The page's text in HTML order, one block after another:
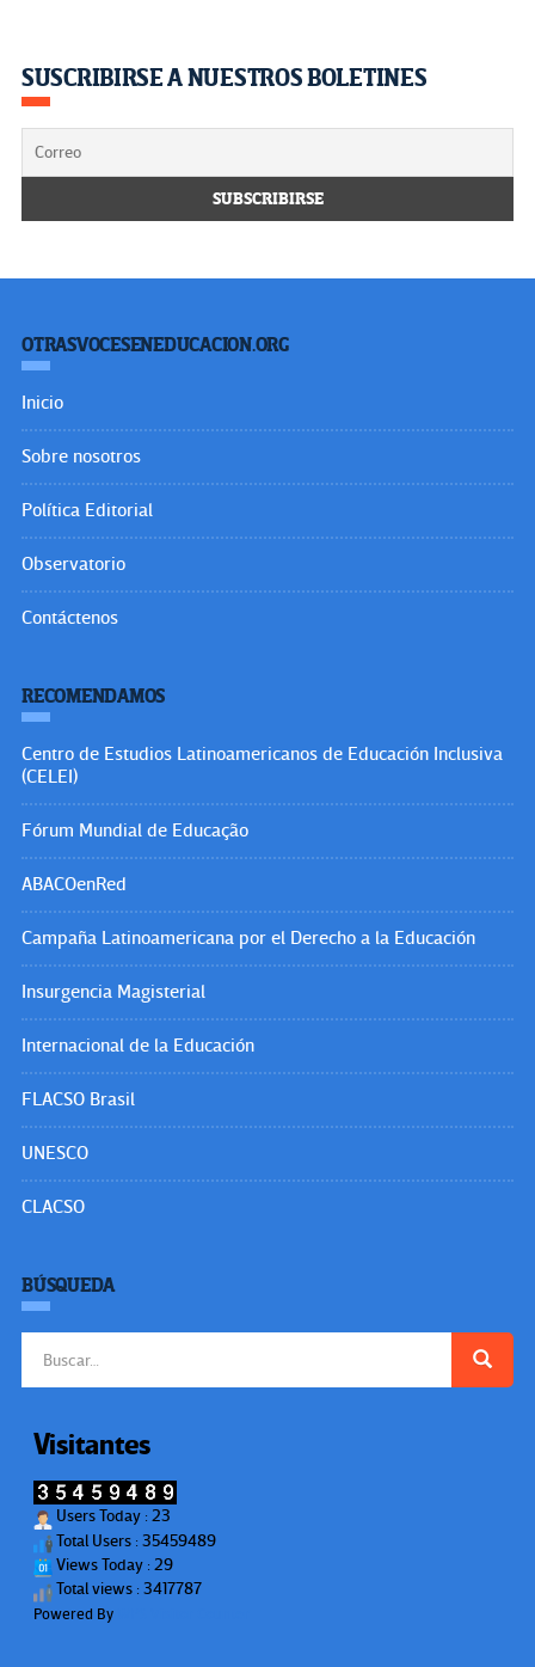
SUSCRIBIRSE A NUESTROS BOLETINES
OTRASVOCESENEDUCACION.ORG
Inicio
Sobre nosotros
Política Editorial
Observatorio
Contáctenos
RECOMENDAMOS
Centro de Estudios Latinoamericanos de Educación Inclusiva
(CELEI)
Fórum Mundial de Educação
ABACOenRed
Campaña Latinoamericana por el Derecho a la Educación
Insurgencia Magisterial
Internacional de la Educación
FLACSO Brasil
UNESCO
CLACSO
BÚSQUEDA
Visitantes
Users Today : 23
Total Users : 35459489
Views Today : 29
Total views : 3417787
Powered By